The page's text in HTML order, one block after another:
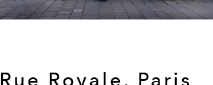
Rue Royale, Paris